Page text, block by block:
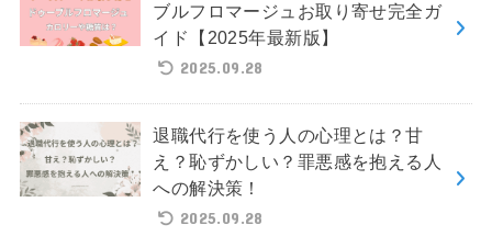
ブルフロマージュお取り寄せ完全ガ
イド【2025年最新版】
2025.09.28
退職代行を使う人の心理とは？甘
え？恥ずかしい？罪悪感を抱える人
への解決策！
2025.09.28